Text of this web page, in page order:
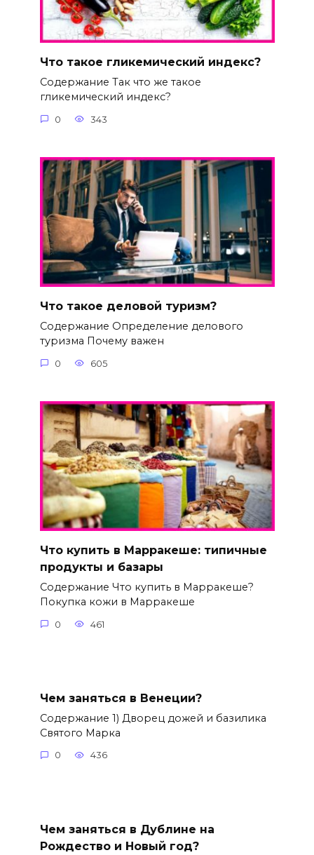
Что такое гликемический индекс?
Содержание Так что же такое
гликемический индекс?
0 343
Что такое деловой туризм?
Содержание Определение делового
туризма Почему важен
0 605
Что купить в Марракеше: типичные
продукты и базары
Содержание Что купить в Марракеше?
Покупка кожи в Марракеше
0 461
Чем заняться в Венеции?
Содержание 1) Дворец дожей и базилика
Святого Марка
0 436
Чем заняться в Дублине на
Рождество и Новый год?